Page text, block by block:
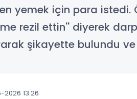
yemek için para istedi.
rezil ettin'' diyerek
şikayette bulundu
13:26